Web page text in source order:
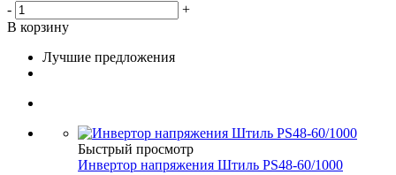
-
+
В корзину
Лучшие предложения
Быстрый просмотр
Инвертор напряжения Штиль PS48-60/1000